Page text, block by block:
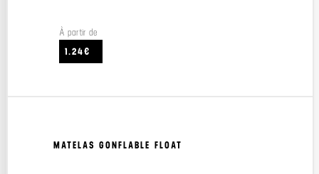
À partir de
1.24€
MATELAS GONFLABLE FLOAT